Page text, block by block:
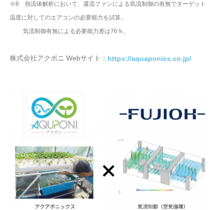
※6 熱流体解析において、還流ファンによる気流制御の有無でターゲット
温度に対してのエアコンの必要能力を試算。
気流制御有無による必要能力差は76％。
株式会社アクポニ Webサイト： https://aquaponics.co.jp/